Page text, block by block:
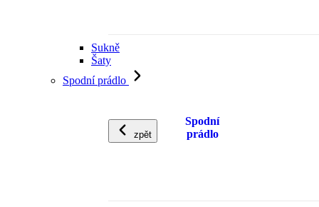
Sukně
Šaty
Spodní prádlo
zpět
Spodní
prádlo